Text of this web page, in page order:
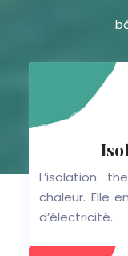
L’isolation
chaleur. Elle
d’électricité.